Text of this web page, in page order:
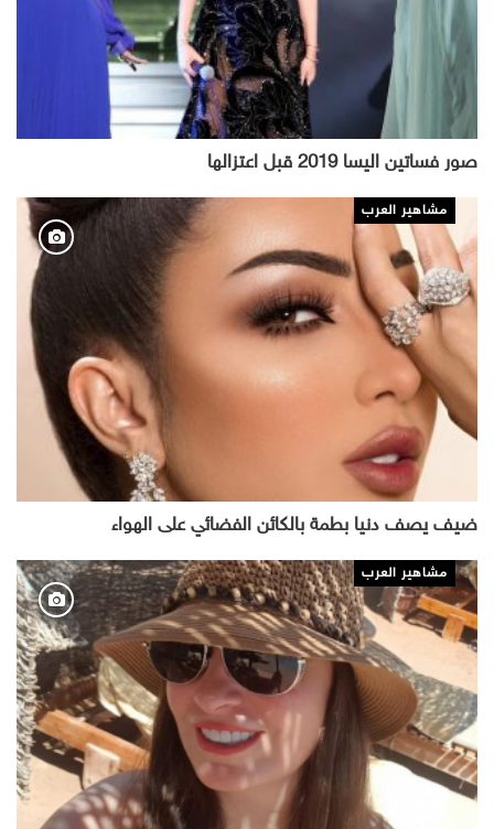
صور فساتين اليسا 2019 قبل اعتزالها
مشاهير العرب
ضيف يصف دنيا بطمة بالكائن الفضائي على الهواء
مشاهير العرب